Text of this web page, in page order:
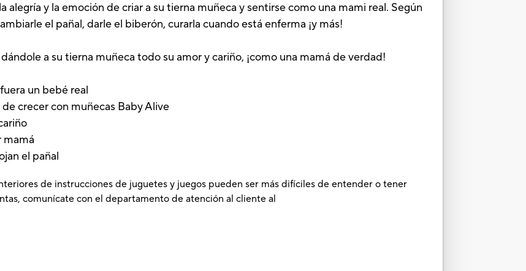
y la emoción de criar a su tierna muñeca y sentirse como una mami real. Según
el pañal, darle el biberón, curarla cuando está enferma ¡y más!
a su tierna muñeca todo su amor y cariño, ¡como una mamá de verdad!
un bebé real
crecer con muñecas Baby Alive
mamá
el pañal
de instrucciones de juguetes y juegos pueden ser más difíciles de entender o tener
comunícate con el departamento de atención al cliente al